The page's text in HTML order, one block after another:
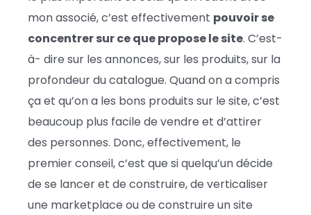
mon associé, c’est effectivement pouvoir se
concentrer sur ce que propose le site. C’est-
à- dire sur les annonces, sur les produits, sur la
profondeur du catalogue. Quand on a compris
ça et qu’on a les bons produits sur le site, c’est
beaucoup plus facile de vendre et d’attirer
des personnes. Donc, effectivement, le
premier conseil, c’est que si quelqu’un décide
de se lancer et de construire, de verticaliser
une marketplace ou de construire un site